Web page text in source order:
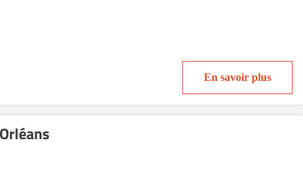
En savoir plus